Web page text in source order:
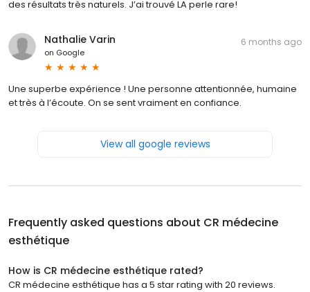
des résultats très naturels. J’ai trouvé LA perle rare!
Nathalie Varin
on Google
6 months ago
Une superbe expérience ! Une personne attentionnée, humaine
et très à l’écoute. On se sent vraiment en confiance.
View all google reviews
Frequently asked questions about CR médecine
esthétique
How is CR médecine esthétique rated?
CR médecine esthétique has a 5 star rating with 20 reviews.